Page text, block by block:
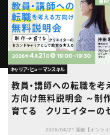
スキルアップしたい！
スキルアップしたい！
デザイン
プログラミング
動画配信・映像制作
編集・ライティング
マーケティング
ディレクション
業界解説・キャリア
お役立ち基礎知識
TOP Creator’s コラム
TOP Creator’s コラ
Webクリエイター
アプリクリエイター
ゲームクリエイター
映像クリエイター
マーケッター
クリエイターインタ
セミナー
ニュース・トレンド
ニュース・トレンド ト
キャリア・ヒューマンスキル
教員・講師への転職を考
方向け無料説明会 ～制
育てる クリエイターの
2026/04/21 開催【オンライ